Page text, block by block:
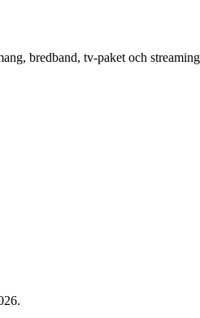
bredband, tv-paket och
.